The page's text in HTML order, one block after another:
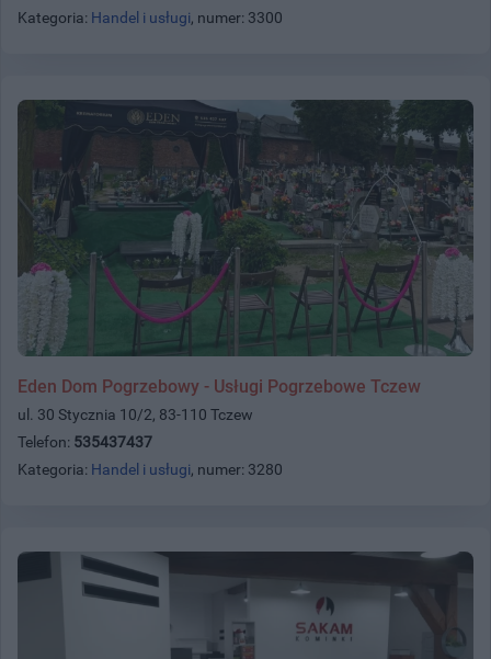
Kategoria: Handel i usługi, numer: 3300
Eden Dom Pogrzebowy - Usługi Pogrzebowe Tczew
ul. 30 Stycznia 10/2, 83-110 Tczew
Telefon: 535437437
Kategoria: Handel i usługi, numer: 3280